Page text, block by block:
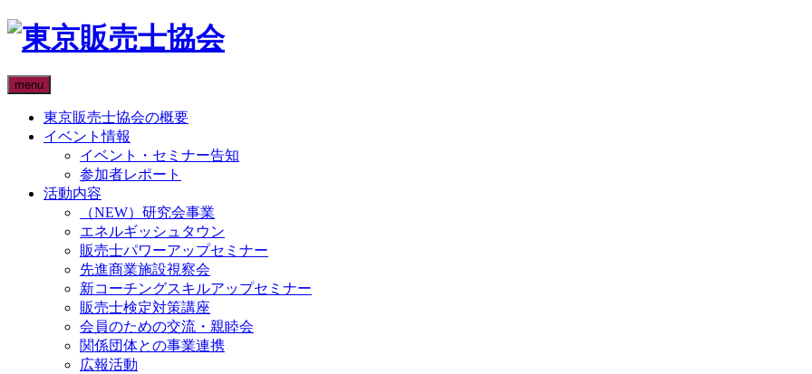
menu
東京販売士協会の概要
イベント情報
イベント・セミナー告知
参加者レポート
活動内容
（NEW）研究会事業
エネルギッシュタウン
販売士パワーアップセミナー
先進商業施設視察会
新コーチングスキルアップセミナー
販売士検定対策講座
会員のための交流・親睦会
関係団体との事業連携
広報活動